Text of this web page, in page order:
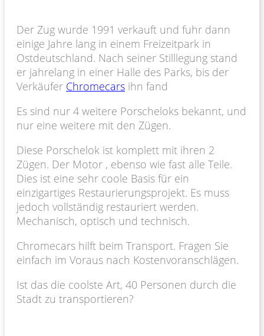
Der Zug wurde 1991 verkauft und fuhr dann
einige Jahre lang in einem Freizeitpark in
Ostdeutschland. Nach seiner Stilllegung stand
er jahrelang in einer Halle des Parks, bis der
Verkäufer Chromecars ihn fand
Es sind nur 4 weitere Porscheloks bekannt, und
nur eine weitere mit den Zügen.
Diese Porschelok ist komplett mit ihren 2
Zügen. Der Motor , ebenso wie fast alle Teile.
Dies ist eine sehr coole Basis für ein
einzigartiges Restaurierungsprojekt. Es muss
jedoch vollständig restauriert werden.
Mechanisch, optisch und technisch.
Chromecars hilft beim Transport. Fragen Sie
einfach im Voraus nach Kostenvoranschlägen.
Ist das die coolste Art, 40 Personen durch die
Stadt zu transportieren?